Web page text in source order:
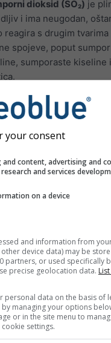
dioksid (SO₂) je
i ima neugodan,
reagira s drugim
spojeve, poput
sumporaste kiseline
Kratkotrajna izloženost
oštetiti ljudski dišni
pridonijeti kiselim
mogu naštetiti osjetljivim
ekosustavima.
osjetljive na učinke SO₂.
dioksid (NO₂)je
plin karakterističnog
mirisa i važan
Glavni izvor dušikova
fosilnih goriva:
Većina dušikova
your consent
and content, advertising and
and services
on a device
and information from
device data) may be
partners, or used specifically
precise geolocation data.
personal data on the basis of
managing your options
or in the site menu to
settings.